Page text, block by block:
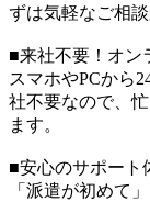
ずは気軽なご相
■来社不要！オン
スマホやPCから
社不要なので、
ます。
■安心のサポー
「派遣が初めて